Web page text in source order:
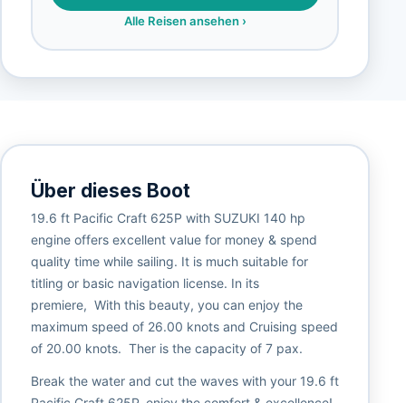
Alle Reisen ansehen›
Über dieses Boot
19.6 ft Pacific Craft 625P with SUZUKI 140 hp
engine offers excellent value for money & spend
quality time while sailing. It is much suitable for
titling or basic navigation license. In its
premiere, With this beauty, you can enjoy the
maximum speed of 26.00 knots and Cruising speed
of 20.00 knots. Ther is the capacity of 7 pax.
Break the water and cut the waves with your 19.6 ft